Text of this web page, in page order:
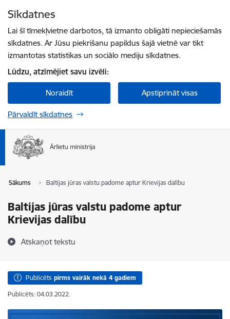
Sīkdatnes
Lai šī tīmekļvietne darbotos, tā izmanto obligāti nepieciešamās
sīkdatnes. Ar Jūsu piekrišanu papildus šajā vietnē var tikt
izmantotas statistikas un sociālo mediju sīkdatnes.
Lūdzu, atzīmējiet savu izvēli:
Noraidīt Apstiprināt visas
Pārvaldīt sīkdatnes
Sākums Baltijas jūras valstu padome aptur Krievijas dalību
Baltijas jūras valstu padome aptur
Krievijas dalību
Atskaņot tekstu
Publicēts pirms vairāk nekā 4 gadiem
Publicēts: 04.03.2022.